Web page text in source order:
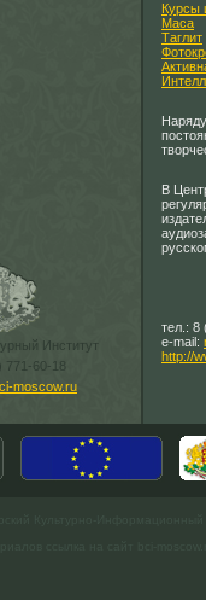
Институт
771-60-18
moscow.ru
Курсы
Маса
Таглит
В
тел.: 8
e-mail:
http://